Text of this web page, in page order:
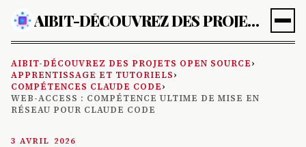
AIBIT-DÉCOUVREZ DES PROJETS OPEN SOURCE
AIBIT-DÉCOUVREZ DES PROJETS OPEN SOURCE›
APPRENTISSAGE ET TUTORIELS›
COMPÉTENCES CLAUDE CODE›
WEB-ACCESS : COMPÉTENCE ULTIME DE MISE EN
RÉSEAU POUR CLAUDE CODE
3 AVRIL 2026